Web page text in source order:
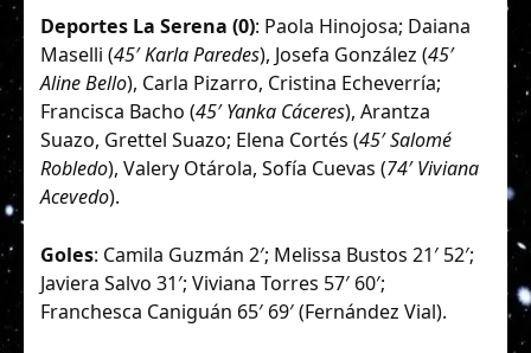
Deportes La Serena (0): Paola Hinojosa; Daiana
Maselli (45′ Karla Paredes), Josefa González (45′
Aline Bello), Carla Pizarro, Cristina Echeverría;
Francisca Bacho (45′ Yanka Cáceres), Arantza
Suazo, Grettel Suazo; Elena Cortés (45′ Salomé
Robledo), Valery Otárola, Sofía Cuevas (74′ Viviana
Acevedo).
Goles: Camila Guzmán 2′; Melissa Bustos 21′ 52′;
Javiera Salvo 31′; Viviana Torres 57′ 60′;
Franchesca Caniguán 65′ 69′ (Fernández Vial).